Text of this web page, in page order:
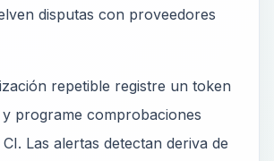
disputas con proveedores
repetible registre un token
programe comprobaciones
Las alertas detectan deriva de